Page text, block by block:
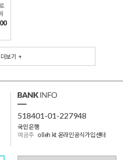
더보기 +
518401-01-227948
국민은행
예금주 olleh kt 온라인공식가입센터